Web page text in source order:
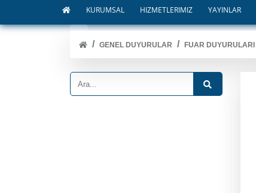
KURUMSAL HİZMETLERİMİZ YAYINLAR
GENEL DUYURULAR FUAR DUYURULARI